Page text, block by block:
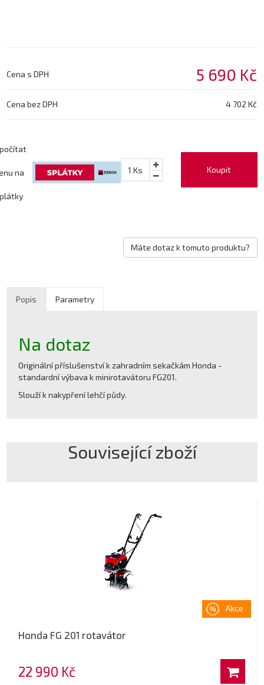
Cena s DPH 5 690 Kč
Cena bez DPH 4 702 Kč
Koupit
1 Ks
na
Máte dotaz k tomuto produktu?
Popis Parametry
Na dotaz
Originální příslušenství k zahradním sekačkám Honda -
standardní výbava k minirotavátoru FG201.
Slouží k nakypření lehčí půdy.
Související zboží
Honda FG 201 rotavátor
22 990 Kč